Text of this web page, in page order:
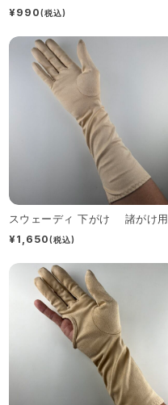
¥990(税込)
スウェーディ 下がけ 諸がけ用
¥1,650(税込)